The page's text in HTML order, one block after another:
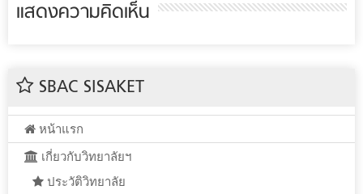
แสดงความคิดเห็น
SBAC SISAKET
หน้าแรก
เกี่ยวกับวิทยาลัยฯ
ประวัติวิทยาลัย